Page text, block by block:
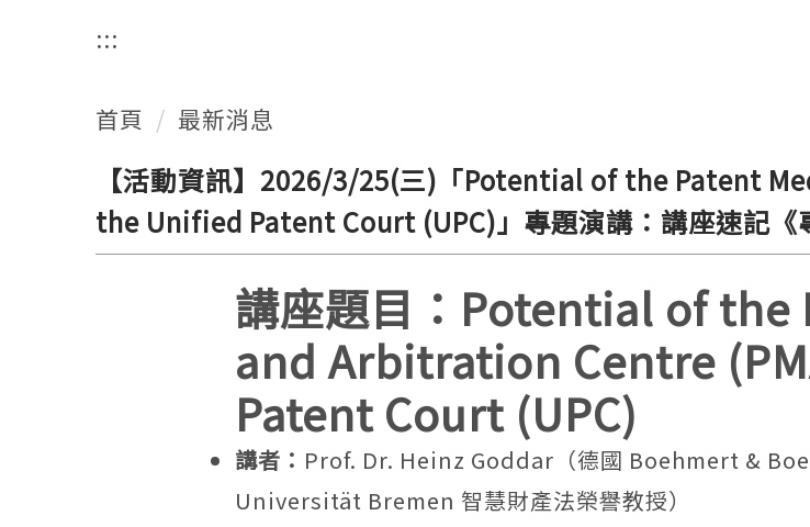
:::
首頁 最新消息
【活動資訊】2026/3/25(三)「Potential of the Patent
the Unified Patent Court (UPC)」專題演講：講座速記《
講座題目：Potential of
and Arbitration Centre
Patent Court (UPC)
講者： Prof. Dr. Heinz Goddar （德國 Boehmert &
Universität Bremen 智慧財產法榮譽教授）